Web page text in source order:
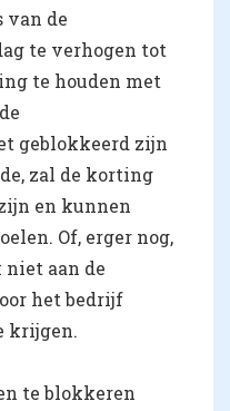
van de
te verhogen tot
te houden met
geblokkeerd zijn
zal de korting
en kunnen
Of, erger nog,
aan de
het bedrijf
krijgen.
te blokkeren